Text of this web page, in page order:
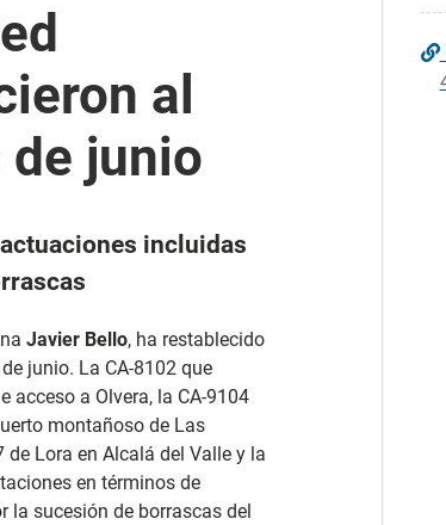
al
junio
incluidas
Javier Bello, ha restablecido
junio. La CA-8102 que
acceso a Olvera, la CA-9104
montañoso de Las
de Lora en Alcalá del Valle y la
en términos de
la sucesión de borrascas del